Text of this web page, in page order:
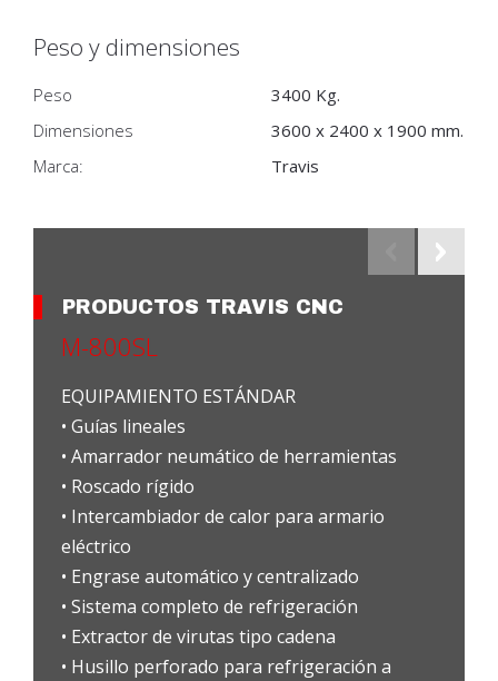
Peso y dimensiones
Peso
3400 Kg.
Dimensiones
3600 x 2400 x 1900 mm.
Marca:
Travis
PRODUCTOS TRAVIS CNC
M-800SL
EQUIPAMIENTO ESTÁNDAR
• Guías lineales
• Amarrador neumático de herramientas
• Roscado rígido
• Intercambiador de calor para armario
eléctrico
• Engrase automático y centralizado
• Sistema completo de refrigeración
• Extractor de virutas tipo cadena
• Husillo perforado para refrigeración a